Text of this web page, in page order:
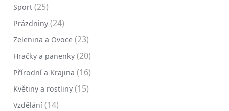
Sport (25)
Prázdniny (24)
Zelenina a Ovoce (23)
Hračky a panenky (20)
Přírodní a Krajina (16)
Květiny a rostliny (15)
Vzdělání (14)